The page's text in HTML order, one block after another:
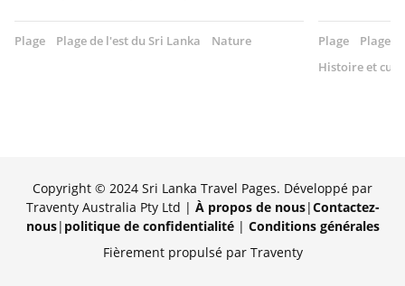
Plage Plage de l'est du Sri Lanka Nature Plage
Plage
Histoire et
Copyright © 2024 Sri Lanka Travel Pages. Développé par
Traventy Australia Pty Ltd | À propos de nous|Contactez-
nous| politique de confidentialité| Conditions générales
Fièrement propulsé par Traventy